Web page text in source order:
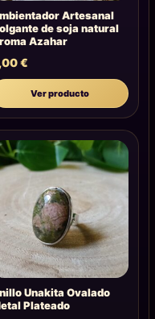
Artesanal
de soja natural
Azahar
€
Ver producto
Unakita Ovalado
Plateado